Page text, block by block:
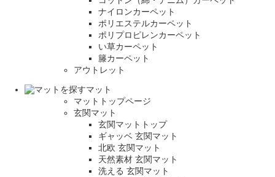
ナイロンカーペット
ポリエステルカーペット
ポリプロピレンカーペット
い草カーペット
籐カーペット
アウトレット
マット
マットトップページ
玄関マット
玄関マットトップ
ギャッベ 玄関マット
北欧 玄関マット
天然素材 玄関マット
洗える 玄関マット